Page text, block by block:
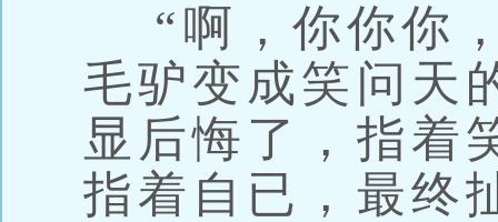
“啊，你你你
毛驴变成笑问天
显后悔了，指着
指着自已，最终